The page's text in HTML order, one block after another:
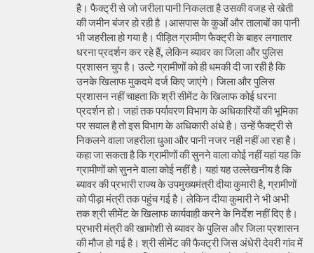
है। फैक्ट्री से जो जरीला पानी निकलता है उसकी वजह से खेती
की जमीन बंजर हो रही है ।आसपास के कुओं और तालाबों का पानी
भी जहरीला हो गया है। पीड़ित ग्रामीण फैक्ट्री के बाहर लगातार
धरना प्रदर्शन कर रहे हैं, लेकिन ब्यावर का जिला और पुलिस
प्रशासन चुप है। उल्टे ग्रामीणों को ही धमकी दी जा रही है कि
उनके खिलाफ मुकदमे दर्ज किए जाएंगे। जिला और पुलिस
प्रशासन नहीं चाहता कि श्री सीमेंट के खिलाफ कोई धरना
प्रदर्शन हो। जहां तक पर्यावरण विभाग के अधिकारियों की भूमिका
पर सवाल है तो इस विभाग के अधिकारी अंधे है। उन्हें फैक्ट्री से
निकलने वाला जहरीला धुआ और पानी नजर नही नहीं आ रहा है।
कहा जा सकता है कि ग्रामीणों की सुनने वाला कोई नहीं यहां यह कि
ग्रामीणों को सुनने वाला कोई नहीं है। यहां यह उल्लेखनीय है कि
ब्यावर की प्रभारी राज्य के उपमुख्यमंत्री दीया कुमारी है, ग्रामीणों
को पीड़ा मंत्री तक पहुंच गई है। लेकिन दीया कुमारी ने भी अभी
तक श्री सीमेंट के खिलाफ कार्यवाही करने के निर्देश नहीं दिए है।
प्रभारी मंत्री की खामोशी से ब्यावर के पुलिस और जिला प्रशासन
की मौज हो गई है। श्री सीमेंट की फैक्ट्री जिस अंधेरी देवरी गांव में